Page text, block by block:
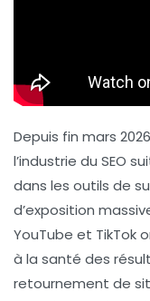
Depuis fin mars
l’industrie du SEO
dans les outils de
d’exposition
YouTube et TikTok
à la santé des
retournement de